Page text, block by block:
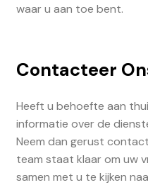
waar u aan toe bent.
Contacteer
Heeft u behoefte aan
informatie over de
Neem dan gerust
team staat klaar om uw
samen met u te kijken